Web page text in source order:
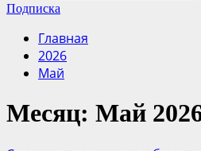
Подписка
Главная
2026
Май
Месяц: Май